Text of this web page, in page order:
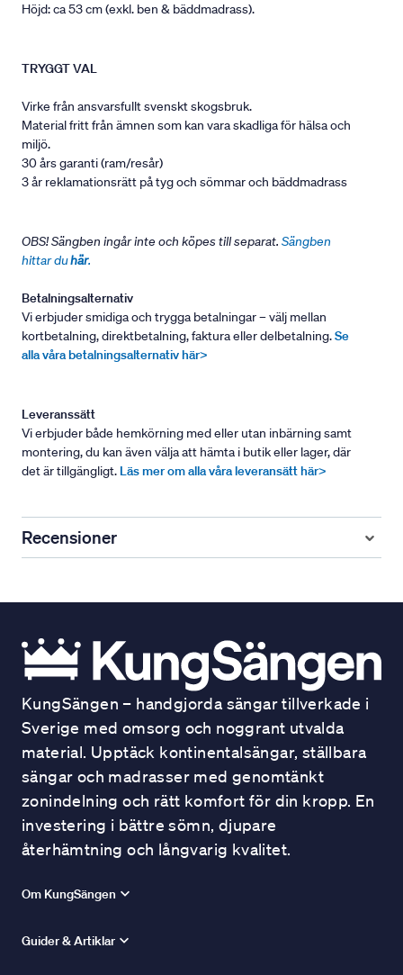
Höjd: ca 53 cm (exkl. ben & bäddmadrass).
TRYGGT VAL
Virke från ansvarsfullt svenskt skogsbruk.
Material fritt från ämnen som kan vara skadliga för hälsa och
miljö.
30 års garanti (ram/resår)
3 år reklamationsrätt på tyg och sömmar och bäddmadrass
OBS! Sängben ingår inte och köpes till separat. Sängben
hittar duhär.
Betalningsalternativ
Vi erbjuder smidiga och trygga betalningar – välj mellan
kortbetalning, direktbetalning, faktura eller delbetalning.Se
alla våra betalningsalternativ här>
Leveranssätt
Vi erbjuder både hemkörning med eller utan inbärning samt
montering, du kan även välja att hämta i butik eller lager, där
det är tillgängligt. Läs mer om alla våra leveransätt här>
Recensioner
KungSängen – handgjorda sängar tillverkade i
Sverige med omsorg och noggrant utvalda
material. Upptäck kontinentalsängar, ställbara
sängar och madrasser med genomtänkt
zonindelning och rätt komfort för din kropp. En
investering i bättre sömn, djupare
återhämtning och långvarig kvalitet.
Om KungSängen
Guider & Artiklar